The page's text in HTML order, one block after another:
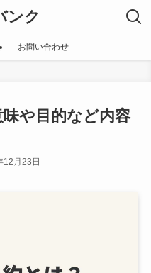
ンク
お問い合わせ
や目的など内容
12月23日